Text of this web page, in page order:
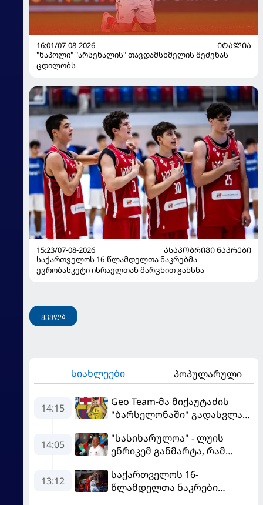
16:01/07-08-2026
ᲘᲢᲐᲚᲘᲐ
"ნაპოლი" "არსენალის" თავდამსხმელის შეძენას
ცდილობს
15:23/07-08-2026
ᲐᲡᲐᲙᲝᲑᲠᲘᲕᲘ ᲜᲐᲙᲠᲔᲑᲘ
საქართველოს 16-წლამდელთა ნაკრებმა
ევრობასკეტი ისრაელთან მარცხით გახსნა
ყველა
სიახლეები პოპულარული
14:15
Geo Team-მა მიქაუტაძის
"ბარსელონაში" გადასვლაზე
ინფორმაციაზე განმარტება
გააკეთა
14:05
"სასიხარულოა" - ლუის
ენრიკემ განმარტა, რამ
იუნაიტედთან" ნამატჩევს
13:12
საქართველოს 16-
წლამდელთა ნაკრები